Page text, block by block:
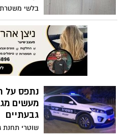
שוטרי תחנת
שב"ס עצרו
ציבוריות
מזעזע:
מרמת גן
שוטרי תחנת
בחשד שסימם
ברמת גן
כתב
בכורזין
היחידה
דן סגרה